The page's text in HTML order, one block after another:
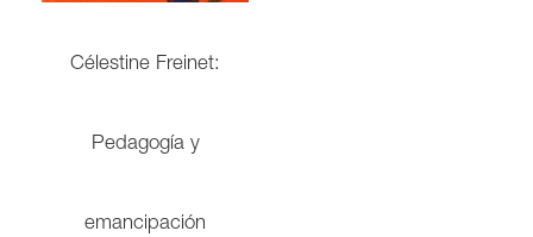
Célestine Freinet:
Pedagogía y
emancipación